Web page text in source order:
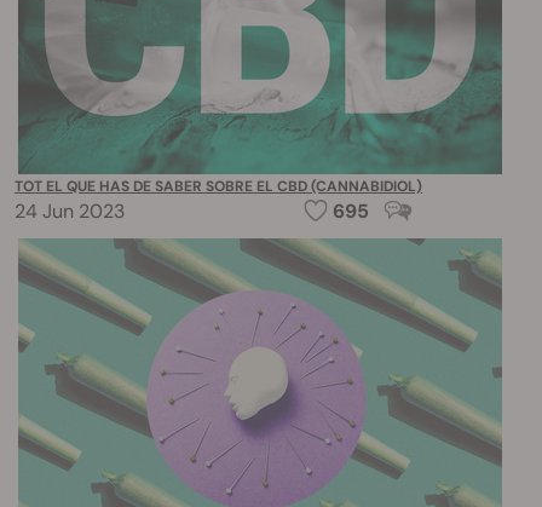
TOT EL QUE HAS DE SABER SOBRE EL CBD (CANNABIDIOL)
24 Jun 2023 695